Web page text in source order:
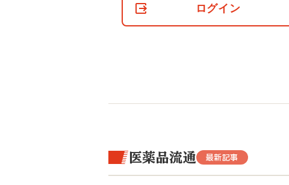
て
ログイン
医薬品流通 最新記事